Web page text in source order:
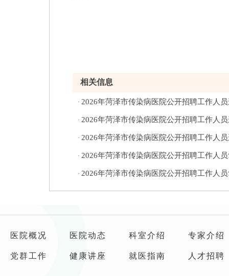
相关信息
· 2026年菏泽市传染病医院公开招聘工作人
· 2026年菏泽市传染病医院公开招聘工作人
· 2026年菏泽市传染病医院公开招聘工作人
· 2026年菏泽市传染病医院公开招聘工作人
· 2026年菏泽市传染病医院公开招聘工作人
医院概况 医院动态 科室介绍 专家介绍
党群工作 健康讲座 就医指南 人才招聘